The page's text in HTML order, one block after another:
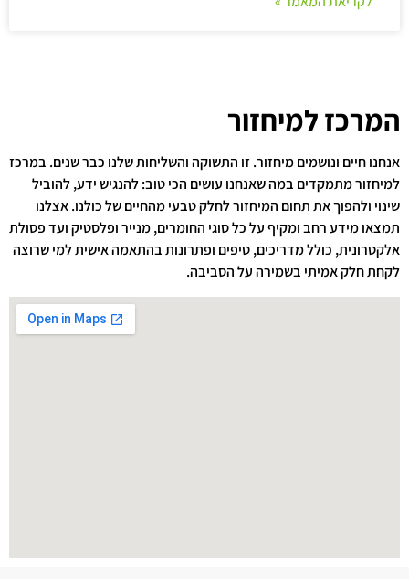
המרכז למיחזור
אנחנו חיים ונושמים מיחזור. זו התשוקה והשליחות שלנו כבר שנים. במרכז
למיחזור מתמקדים במה שאנחנו עושים הכי טוב: להנגיש ידע, להוביל
שינוי ולהפוך את תחום המיחזור לחלק טבעי מהחיים של כולנו. אצלנו
תמצאו מידע רחב ומקיף על כל סוגי החומרים, מנייר ופלסטיק ועד פסולת
אלקטרונית, כולל מדריכים, טיפים ופתרונות בהתאמה אישית למי שרוצה
לקחת חלק אמיתי בשמירה על הסביבה.